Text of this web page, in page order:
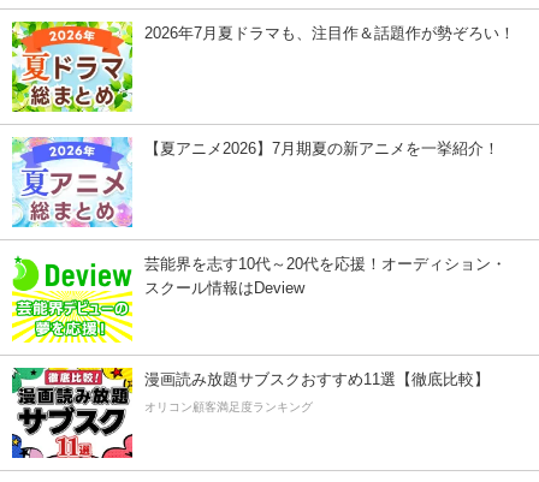
2026年7月夏ドラマも、注目作＆話題作が勢ぞろい！
【夏アニメ2026】7月期夏の新アニメを一挙紹介！
芸能界を志す10代～20代を応援！オーディション・
スクール情報はDeview
漫画読み放題サブスクおすすめ11選【徹底比較】
オリコン顧客満足度ランキング